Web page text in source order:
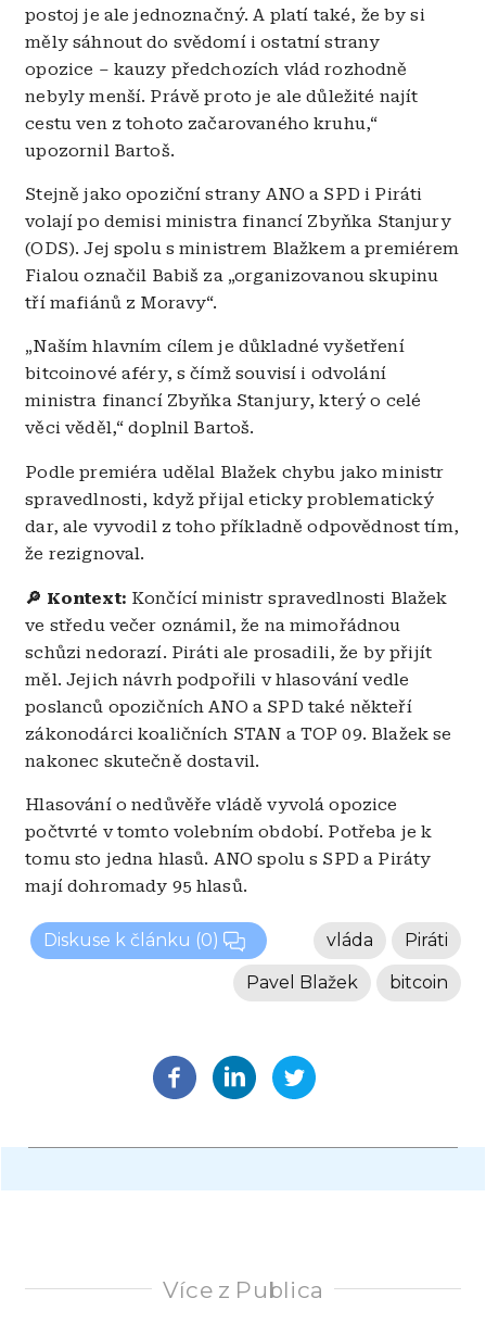
postoj je ale jednoznačný. A platí také, že by si
měly sáhnout do svědomí i ostatní strany
opozice – kauzy předchozích vlád rozhodně
nebyly menší. Právě proto je ale důležité najít
cestu ven z tohoto začarovaného kruhu,“
upozornil Bartoš.
Stejně jako opoziční strany ANO a SPD i Piráti
volají po demisi ministra financí Zbyňka Stanjury
(ODS). Jej spolu s ministrem Blažkem a premiérem
Fialou označil Babiš za „organizovanou skupinu
tří mafiánů z Moravy“.
„Naším hlavním cílem je důkladné vyšetření
bitcoinové aféry, s čímž souvisí i odvolání
ministra financí Zbyňka Stanjury, který o celé
věci věděl,“ doplnil Bartoš.
Podle premiéra udělal Blažek chybu jako ministr
spravedlnosti, když přijal eticky problematický
dar, ale vyvodil z toho příkladně odpovědnost tím,
že rezignoval.
🔎 Kontext: Končící ministr spravedlnosti Blažek
ve středu večer oznámil, že na mimořádnou
schůzi nedorazí. Piráti ale prosadili, že by přijít
měl. Jejich návrh podpořili v hlasování vedle
poslanců opozičních ANO a SPD také někteří
zákonodárci koaličních STAN a TOP 09. Blažek se
nakonec skutečně dostavil.
Hlasování o nedůvěře vládě vyvolá opozice
počtvrté v tomto volebním období. Potřeba je k
tomu sto jedna hlasů. ANO spolu s SPD a Piráty
mají dohromady 95 hlasů.
Diskuse k článku (0) Piráti
vláda
bitcoin
Pavel Blažek
Více z Publica